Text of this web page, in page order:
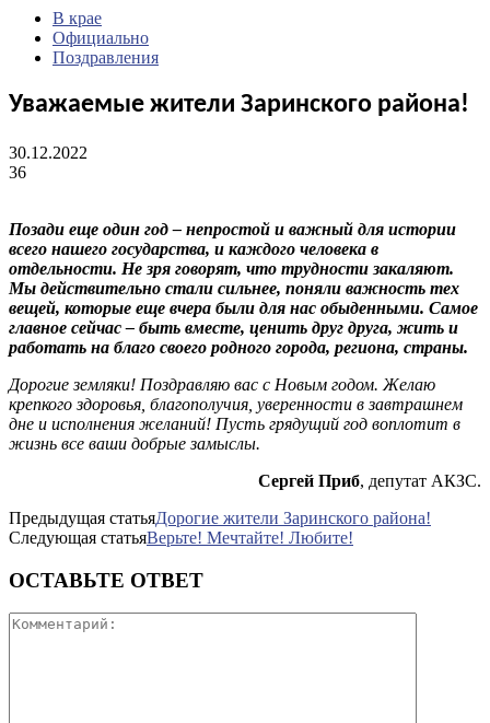
В крае
Официально
Поздравления
Уважаемые жители Заринского района!
30.12.2022
36
Позади еще один год – непростой и важный для истории
всего нашего государства, и каждого человека в
отдельности. Не зря говорят, что трудности закаляют.
Мы действительно стали сильнее, поняли важность тех
вещей, которые еще вчера были для нас обыденными. Самое
главное сейчас – быть вместе, ценить друг друга, жить и
работать на благо своего родного города, региона, страны.
Дорогие земляки! Поздравляю вас с Новым годом. Желаю
крепкого здоровья, благополучия, уверенности в завтрашнем
дне и исполнения желаний! Пусть грядущий год воплотит в
жизнь все ваши добрые замыслы.
Сергей Приб, депутат АКЗС.
Предыдущая статьяДорогие жители Заринского района!
Следующая статьяВерьте! Мечтайте! Любите!
ОСТАВЬТЕ ОТВЕТ